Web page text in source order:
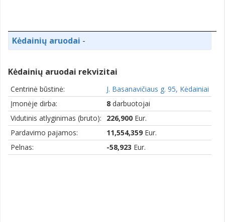
Kėdainių aruodai -
Kėdainių aruodai rekvizitai
Centrinė būstinė:
J. Basanavičiaus g. 95, Kėdainiai
Įmonėje dirba:
8 darbuotojai
Vidutinis atlyginimas (bruto):
226,900 Eur.
Pardavimo pajamos:
11,554,359 Eur.
Pelnas:
-58,923 Eur.